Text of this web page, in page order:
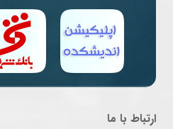
ارتباط با ما